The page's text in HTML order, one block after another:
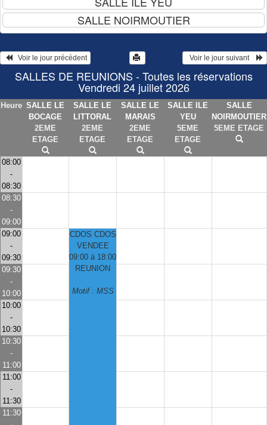
   Voir le jour précédent
  Voir le jour suivant
SALLES DE REUNIONS - Toutes les réservations
Vendredi 24 juillet 2026
Heure SALLE LE
BOCAGE
2EME
ETAGE
SALLE LE
LITTORAL
2EME
ETAGE
SALLE LE
MARAIS
2EME
ETAGE
SALLE ILE
YEU
5EME
ETAGE
SALLE
NOIRMOUTIER
5EME ETAGE
08:00
-
08:30
08:30
-
09:00
09:00
-
09:30
CDOS CDOS
VENDEE
09:00 à 18:00
REUNION
Motif : MSS
09:30
-
10:00
10:00
-
10:30
10:30
-
11:00
11:00
-
11:30
11:30